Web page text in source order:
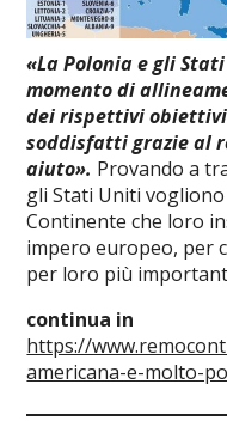
«La Polonia e gli
momento di
dei rispettivi obiettivi
soddisfatti grazie al
aiuto». Provando a
gli Stati Uniti
Continente che loro
impero europeo, per
per loro più
continua in
https://
americana-e-molto-